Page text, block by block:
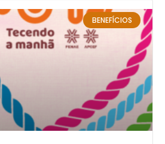
BENEFÍCIOS